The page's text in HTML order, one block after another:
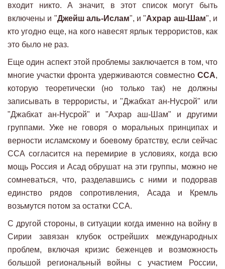
входит никто. А значит, в этот список могут быть
включены и "Джейш аль-Ислам", и "Ахрар аш-Шам", и
кто угодно еще, на кого навесят ярлык террористов, как
это было не раз.
Еще один аспект этой проблемы заключается в том, что
многие участки фронта удерживаются совместно ССА,
которую теоретически (но только так) не должны
записывать в террористы, и "Джабхат ан-Нусрой" или
"Джабхат ан-Нусрой" и "Ахрар аш-Шам" и другими
группами. Уже не говоря о моральных принципах и
верности исламскому и боевому братству, если сейчас
ССА согласится на перемирие в условиях, когда всю
мощь Россия и Асад обрушат на эти группы, можно не
сомневаться, что, разделавшись с ними и подорвав
единство рядов сопротивления, Асада и Кремль
возьмутся потом за остатки ССА.
С другой стороны, в ситуации когда именно на войну в
Сирии завязан клубок острейших международных
проблем, включая кризис беженцев и возможность
большой региональный войны с участием России,